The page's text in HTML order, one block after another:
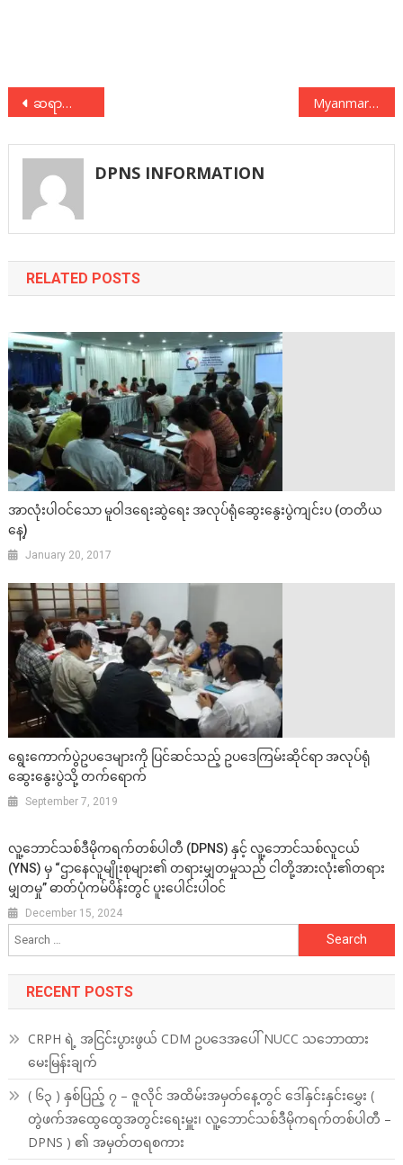
Post
navigation
ဆရာကြီးသခင်ကိုယ်တော်မှိုင်း ငြိမ်းချမ်းရေးကွန်ရက်နှင့် တွေ့ဆုံဆွေးနွေး Myanmar Venner သစ်အချောထည်စက်ရုံ အလုပ်သမားသပိတ်နှင့် ပတ်သက်သော သဘောထားထုတ်ပြန်ချက် (၃/၂၀၁၆)
DPNS INFORMATION
RELATED POSTS
အာလုံးပါဝင်သော မူဝါဒရေးဆွဲရေး အလုပ်ရုံဆွေးနွေးပွဲကျင်းပ (တတိယ
နေ့)
January 20, 2017
ရွေးကောက်ပွဲဥပဒေများကို ပြင်ဆင်သည့် ဥပဒေကြမ်းဆိုင်ရာ အလုပ်ရုံ
ဆွေးနွေးပွဲသို့ တက်ရောက်
September 7, 2019
လူ့ဘောင်သစ်ဒီမိုကရက်တစ်ပါတီ (DPNS) နှင့် လူ့ဘောင်သစ်လူငယ်
(YNS) မှ “ဌာနေလူမျိုးစုများ၏ တရားမျှတမှုသည် ငါတို့အားလုံး၏တရား
မျှတမှု” ဓာတ်ပုံကမ်ပိန်းတွင် ပူးပေါင်းပါဝင်
December 15, 2024
Search
for:
RECENT POSTS
CRPH ရဲ့ အငြင်းပွားဖွယ် CDM ဥပဒေအပေါ် NUCC သဘောထား
မေးမြန်းချက်
( ၆၃ ) နှစ်ပြည့် ၇ – ဇူလိုင် အထိမ်းအမှတ်နေ့တွင် ဒေါ်နှင်းနှင်းမွှေး (
တွဲဖက်အထွေထွေအတွင်းရေးမှူး၊ လူ့ဘောင်သစ်ဒီမိုကရက်တစ်ပါတီ –
DPNS ) ၏ အမှတ်တရစကား